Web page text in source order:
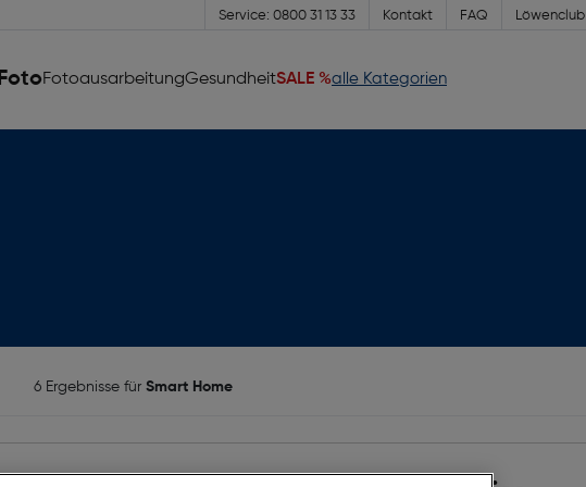
Service: 0800 31 13 33 Kontakt FAQ Löwenclub
FotoFotoausarbeitungGesundheitSALE %alle Kategorien
6 Ergebnisse für Smart Home